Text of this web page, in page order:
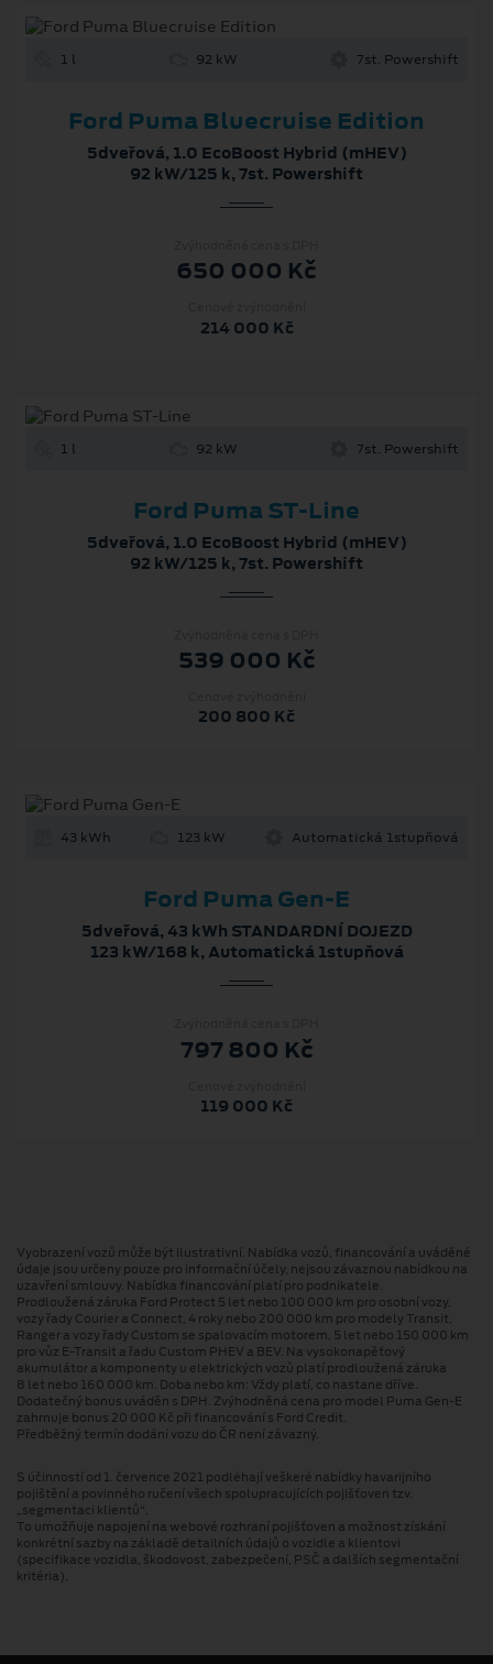
1 l 92 kW 7st. Powershift
Ford Puma Bluecruise Edition
5dveřová, 1.0 EcoBoost Hybrid (mHEV)
92 kW/125 k, 7st. Powershift
650 000 Kč
214 000 Kč
1 l 92 kW 7st. Powershift
Ford Puma ST-Line
5dveřová, 1.0 EcoBoost Hybrid (mHEV)
92 kW/125 k, 7st. Powershift
539 000 Kč
200 800 Kč
43 kWh 123 kW Automatická 1stupňová
Ford Puma Gen-E
5dveřová, 43 kWh STANDARDNÍ DOJEZD
123 kW/168 k, Automatická 1stupňová
797 800 Kč
119 000 Kč
Vyobrazení vozů může být ilustrativní. Nabídka vozů, financování a uváděné
údaje jsou určeny pouze pro informační účely, nejsou závaznou nabídkou na
uzavření smlouvy. Nabídka financování platí pro podnikatele.
Prodloužená záruka Ford Protect 5 let nebo 100 000 km pro osobní vozy,
vozy řady Courier a Connect, 4 roky nebo 200 000 km pro modely Transit,
Ranger a vozy řady Custom se spalovacím motorem, 5 let nebo 150 000 km
pro vůz E-Transit a řadu Custom PHEV a BEV. Na vysokonapěťový
akumulátor a komponenty u elektrických vozů platí prodloužená záruka
8 let nebo 160 000 km. Doba nebo km: Vždy platí, co nastane dříve.
Dodatečný bonus uváděn s DPH. Zvýhodněná cena pro model Puma Gen⁠-⁠E
zahrnuje bonus 20 000 Kč při financování s Ford Credit.
Předběžný termín dodání vozu do ČR není závazný.
S účinností od 1. července 2021 podléhají veškeré nabídky havarijního
pojištění a povinného ručení všech spolupracujících pojišťoven tzv.
„segmentaci klientů“.
To umožňuje napojení na webové rozhraní pojišťoven a možnost získání
konkrétní sazby na základě detailních údajů o vozidle a klientovi
(specifikace vozidla, škodovost, zabezpečení, PSČ a dalších segmentační
kritéria).